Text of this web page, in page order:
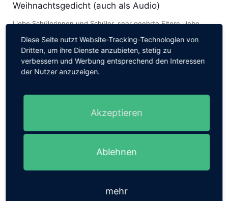
Weihnachtsgedicht (auch als Audio)
Liebe Schülerinnen und Schüler, sehr geehrte Eltern, liebe
Schulfamilie, sehr geehrte Leserinnen und Leser, als Rektor will
ich[…]
14
Diese Seite nutzt Website-Tracking-Technologien von
Dritten, um ihre Dienste anzubieten, stetig zu
verbessern und Werbung entsprechend den Interessen
der Nutzer anzuzeigen.
Akzeptieren
Ablehnen
mehr